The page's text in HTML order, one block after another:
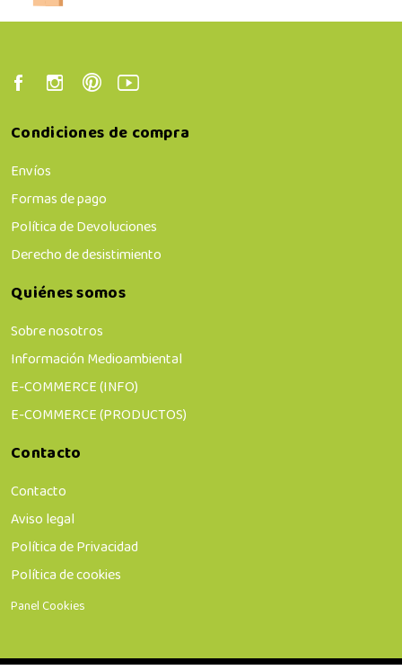
Condiciones de compra
Envíos
Formas de pago
Política de Devoluciones
Derecho de desistimiento
Quiénes somos
Sobre nosotros
Información Medioambiental
E-COMMERCE (INFO)
E-COMMERCE (PRODUCTOS)
Contacto
Contacto
Aviso legal
Política de Privacidad
Política de cookies
Panel Cookies